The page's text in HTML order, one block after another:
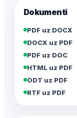
Dokumenti
PDF uz DOCX
DOCX uz PDF
PDF uz DOC
HTML uz PDF
ODT uz PDF
RTF uz PDF